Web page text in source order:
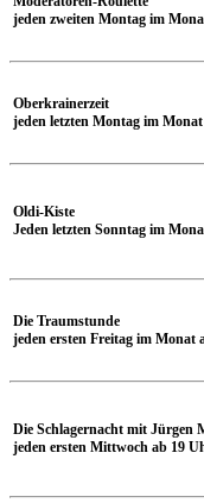
jeden zweiten Montag
Oberkrainerzeit
jeden letzten Montag im
Oldi-Kiste
Jeden letzten Sonntag im
Die Traumstunde
jeden ersten
Die Schlagernacht mit Jürgen
jeden ersten Mittwoch ab 19